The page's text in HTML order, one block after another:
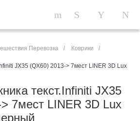
Перевозка / Коврики
/
JX35 (QX60) 2013-> 7мест LINER 3D Lux
текст.Infiniti JX35
7мест LINER 3D Lux